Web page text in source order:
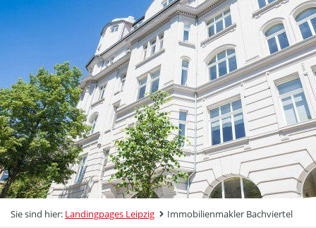
Sie sind hier: Landingpages Leipzig Immobilienmakler Bachviertel